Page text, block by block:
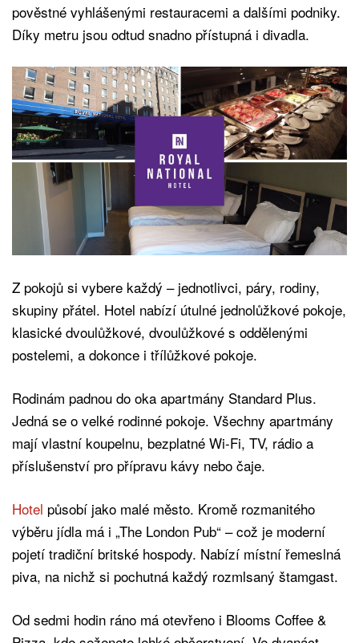
pověstné vyhlášenými restauracemi a dalšími podniky.
Díky metru jsou odtud snadno přístupná i divadla.
Z pokojů si vybere každý –⁠⁠⁠⁠⁠⁠ jednotlivci, páry, rodiny,
skupiny přátel. Hotel nabízí útulné jednolůžkové pokoje,
klasické dvoulůžkové, dvoulůžkové s oddělenými
postelemi, a dokonce i třílůžkové pokoje.
Rodinám padnou do oka apartmány Standard Plus.
Jedná se o velké rodinné pokoje. Všechny apartmány
mají vlastní koupelnu, bezplatné Wi-Fi, TV, rádio a
příslušenství pro přípravu kávy nebo čaje.
Hotel působí jako malé město. Kromě rozmanitého
výběru jídla má i „The London Pub“ –⁠⁠⁠⁠⁠⁠ což je moderní
pojetí tradiční britské hospody. Nabízí místní řemeslná
piva, na nichž si pochutná každý rozmlsaný štamgast.
Od sedmi hodin ráno má otevřeno i Blooms Coffee &